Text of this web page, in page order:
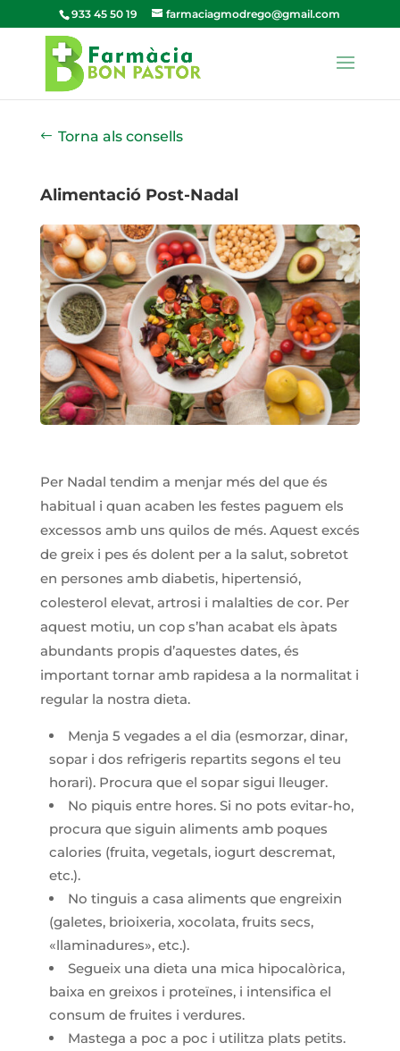
933 45 50 19 farmaciagmodrego@gmail.com
Torna als consells
Alimentació Post-Nadal
Per Nadal tendim a menjar més del que és
habitual i quan acaben les festes paguem els
excessos amb uns quilos de més. Aquest excés
de greix i pes és dolent per a la salut, sobretot
en persones amb diabetis, hipertensió,
colesterol elevat, artrosi i malalties de cor. Per
aquest motiu, un cop s’han acabat els àpats
abundants propis d’aquestes dates, és
important tornar amb rapidesa a la normalitat i
regular la nostra dieta.
Menja 5 vegades a el dia (esmorzar, dinar,
sopar i dos refrigeris repartits segons el teu
horari). Procura que el sopar sigui lleuger.
No piquis entre hores. Si no pots evitar-ho,
procura que siguin aliments amb poques
calories (fruita, vegetals, iogurt descremat,
etc.).
No tinguis a casa aliments que engreixin
(galetes, brioixeria, xocolata, fruits secs,
«llaminadures», etc.).
Segueix una dieta una mica hipocalòrica,
baixa en greixos i proteïnes, i intensifica el
consum de fruites i verdures.
Mastega a poc a poc i utilitza plats petits.